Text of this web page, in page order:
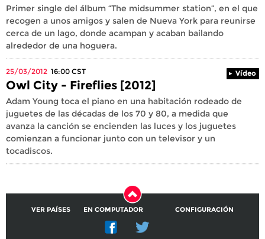
Primer single del álbum “The midsummer station”, en el que
recogen a unos amigos y salen de Nueva York para reunirse
cerca de un lago, donde acampan y acaban bailando
alrededor de una hoguera.
25/03/2012 16:00 CST Vídeo
Owl City - Fireflies [2012]
Adam Young toca el piano en una habitación rodeado de
juguetes de las décadas de los 70 y 80, a medida que
avanza la canción se encienden las luces y los juguetes
comienzan a funcionar junto con un televisor y un
tocadiscos.
VER PAÍSES EN COMPUTADOR CONFIGURACIÓN